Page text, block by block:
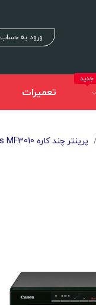
ورود به حساب
جدید
تعمیرات
پرینتر چند کاره Canon imageclass MF3010